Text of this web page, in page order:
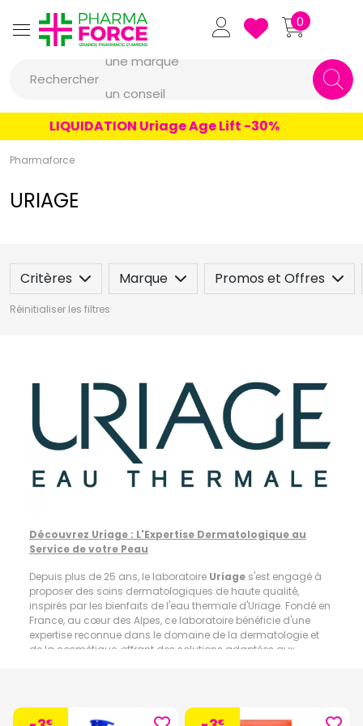
Pharmaforce Grande Pharmacie
0
Rechercher
une marque
un produit
une marque
LIQUIDATION Uriage Age Lift -30%
Pharmaforce
URIAGE
Critères Marque Promos et Offres
Réinitialiser les filtres
Découvrez Uriage : L'Expertise Dermatologique au
Service de votre Peau
Depuis plus de 25 ans, le laboratoire Uriage s'est engagé à
proposer des soins dermatologiques de haute qualité,
inspirés par les bienfaits de l'eau thermale d'Uriage. Fondé en
France, au cœur des Alpes, ce laboratoire bénéficie d'une
expertise reconnue dans le domaine de la dermatologie et
de la cosmétique, offrant des solutions adaptées aux
dermatologique Uriage :
€ €